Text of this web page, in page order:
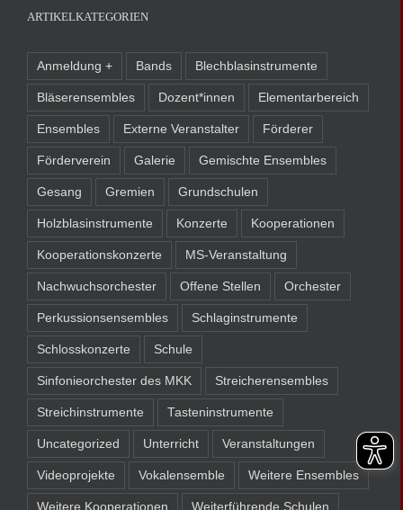
ARTIKELKATEGORIEN
Anmeldung + Bands Blechblasinstrumente
Bläserensembles Dozent*innen Elementarbereich
Ensembles Externe Veranstalter Förderer
Förderverein Galerie Gemischte Ensembles
Gesang Gremien Grundschulen
Holzblasinstrumente Konzerte Kooperationen
Kooperationskonzerte MS-Veranstaltung
Nachwuchsorchester Offene Stellen Orchester
Perkussionsensembles Schlaginstrumente
Schlosskonzerte Schule
Sinfonieorchester des MKK Streicherensembles
Streichinstrumente Tasteninstrumente
Uncategorized Unterricht Veranstaltungen
Videoprojekte Vokalensemble Weitere Ensembles
Weitere Kooperationen Weiterführende Schulen